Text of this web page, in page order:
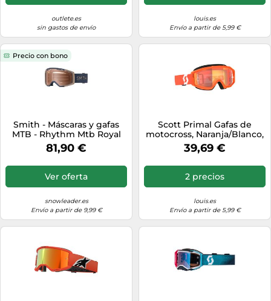
outlete.es
sin gastos de envío
louis.es
Envío a partir de 5,99 €
Precio con bono
Smith - Máscaras y gafas
MTB - Rhythm Mtb Royal
Navy / Summit Chromapop
Amber Low Light de
81,90 €
Ver oferta
snowleader.es
Envío a partir de 9,99 €
Scott Primal Gafas de
motocross, Naranja/Blanco,
Talla única
39,69 €
2 precios
louis.es
Envío a partir de 5,99 €